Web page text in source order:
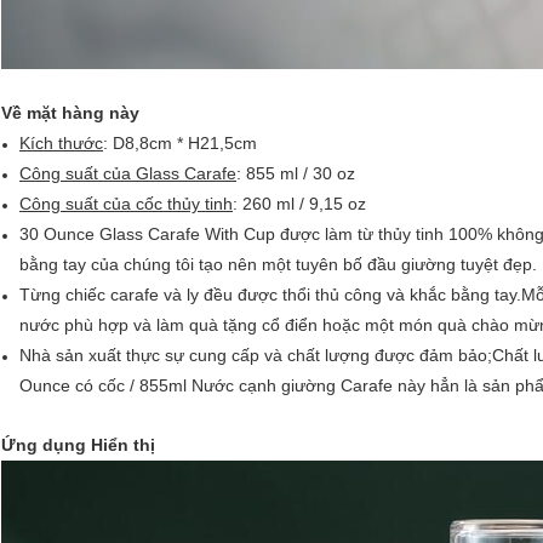
Về mặt hàng này
Kích thước: D8,8cm * H21,5cm
Công suất của Glass Carafe: 855 ml / 30 oz
Công suất của cốc thủy tinh: 260 ml / 9,15 oz
30 Ounce Glass Carafe With Cup được làm từ thủy tinh 100%
bằng tay của chúng tôi tạo nên một tuyên bố đầu giường tuyệt đẹp.
Từng chiếc carafe và ly đều được thổi thủ công và khắc bằng
nước phù hợp và làm quà tặng cổ điển hoặc một món quà chào
Nhà sản xuất thực sự cung cấp và chất lượng được đảm bảo;Chất
Ounce có cốc / 855ml Nước cạnh giường Carafe này hẳn là sản
Ứng dụng Hiển thị